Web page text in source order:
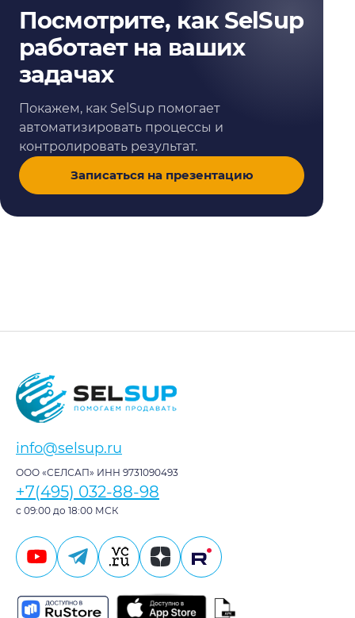
Посмотрите, как SelSup
работает на ваших
задачах
Покажем, как SelSup помогает
автоматизировать процессы и
контролировать результат.
Записаться на презентацию
info@selsup.ru
ООО «СЕЛСАП» ИНН 9731090493
+7(495) 032-88-98
с 09:00 до 18:00 МСК